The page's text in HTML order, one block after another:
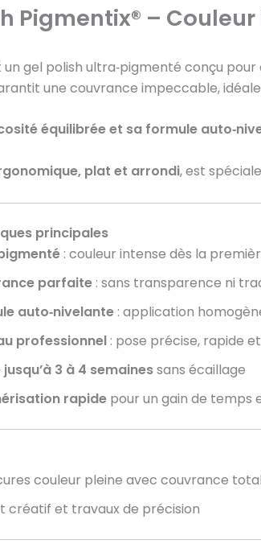
Pigmentix® –
un gel polish ultra‑pigmenté conçu
une couvrance impeccable,
équilibrée et sa formule
plat et arrondi, est
principales
: couleur intense dès la
parfaite : sans transparence ni
auto‑nivelante : application
professionnel : pose précise, rapide
jusqu’à 3 à 4 semainessans écaillage
rapide pour un gain de temps
couleur pleine avec couvrance
créatif et travaux de précision